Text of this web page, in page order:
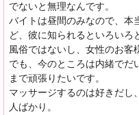
でないと無理なんです。
バイトは昼間のみなので、本
ど、彼に知られるといろいろ
風俗ではないし、女性のお
でも、今のところは内緒でだ
まで頑張りたいです。
マッサージするのは好きだし
人ばかり。